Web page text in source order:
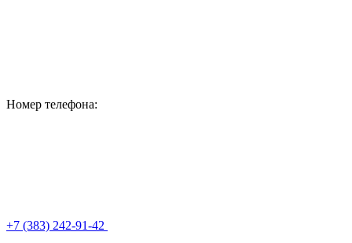
Номер телефона:
+7 (383) 242-91-42